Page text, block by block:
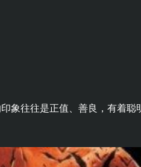
象往往是正值、善良，有着聪